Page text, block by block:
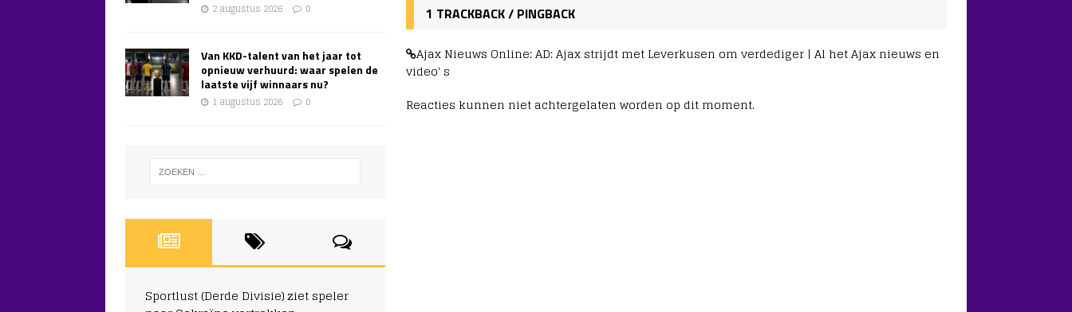
1 TRACKBACK / PINGBACK
Ajax Nieuws Online: AD: Ajax strijdt met Leverkusen om verdediger | Al het Ajax nieuws en
video' s
Reacties kunnen niet achtergelaten worden op dit moment.
2 augustus 2026 0
Van KKD-talent van het jaar tot
opnieuw verhuurd: waar spelen de
laatste vijf winnaars nu?
1 augustus 2026 0
Sportlust (Derde Divisie) ziet speler